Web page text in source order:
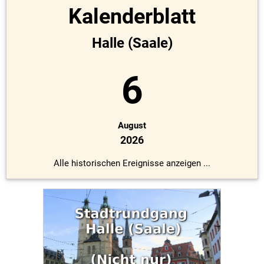
Kalenderblatt
Halle (Saale)
6
August
2026
Alle historischen Ereignisse anzeigen ...